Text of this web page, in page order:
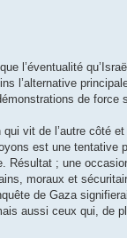
l’éventualité
l’alternative
de force
vit de l’autre côté
est une tentative
; une
moraux et
de Gaza
aussi ceux qui, de